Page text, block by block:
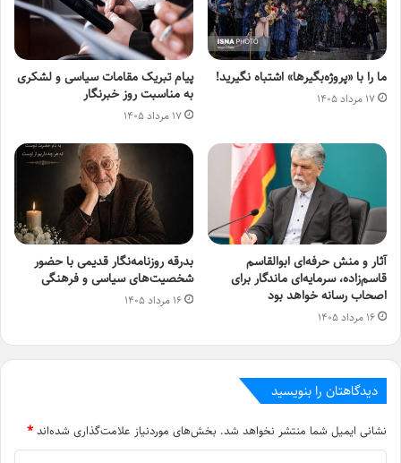
ما را با «پروژه‌بگیرها» اشتباه نگیرید!
۱۷ مرداد ۱۴۰۵
پیام تبریک مقامات سیاسی و لشکری
به مناسبت روز خبرنگار
۱۷ مرداد ۱۴۰۵
آثار و منش حرفه‌ای ابوالقاسم
قاسم‌زاده، سرمایه‌ای ماندگار برای
اصحاب رسانه خواهد بود
۱۶ مرداد ۱۴۰۵
بدرقه روزنامه‌نگار قدیمی با حضور
شخصیت‌های سیاسی و فرهنگی
۱۶ مرداد ۱۴۰۵
دیدگاهتان را بنویسید
نشانی ایمیل شما منتشر نخواهد شد. بخش‌های موردنیاز علامت‌گذاری شده‌اند *